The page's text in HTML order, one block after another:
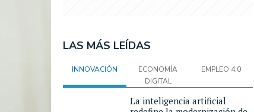
LAS MÁS LEÍDAS
INNOVACIÓN
ECONOMÍA
DIGITAL
EMPLEO 4.0
La inteligencia artificial